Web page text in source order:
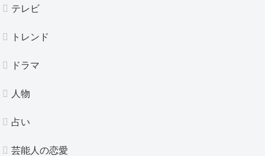
テレビ
トレンド
ドラマ
人物
占い
芸能人の恋愛